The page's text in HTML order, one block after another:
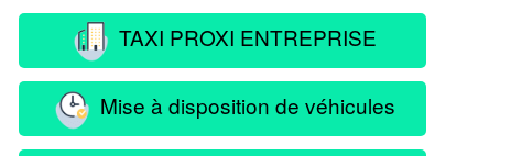
TAXI PROXI ENTREPRISE
Mise à disposition de véhicules